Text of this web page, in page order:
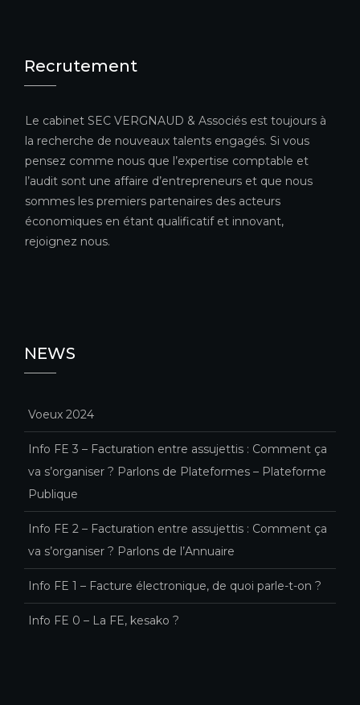
Recrutement
Le cabinet SEC VERGNAUD & Associés est toujours à
la recherche de nouveaux talents engagés. Si vous
pensez comme nous que l’expertise comptable et
l’audit sont une affaire d’entrepreneurs et que nous
sommes les premiers partenaires des acteurs
économiques en étant qualificatif et innovant,
rejoignez nous.
NEWS
Voeux 2024
Info FE 3 – Facturation entre assujettis : Comment ça
va s’organiser ? Parlons de Plateformes – Plateforme
Publique
Info FE 2 – Facturation entre assujettis : Comment ça
va s’organiser ? Parlons de l’Annuaire
Info FE 1 – Facture électronique, de quoi parle-t-on ?
Info FE 0 – La FE, kesako ?